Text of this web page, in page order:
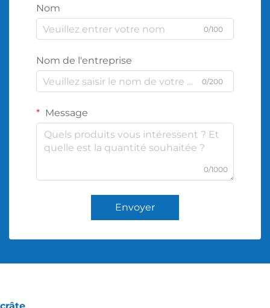
Nom
0/100
Nom de l'entreprise
0/200
Message
0/1000
Envoyer